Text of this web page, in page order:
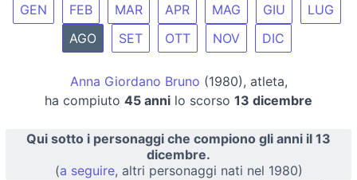
GEN FEB MAR APR MAG GIU
LUG
AGO
SET OTT NOV DIC
Anna Giordano Bruno (1980), atleta,
ha compiuto 45 anni lo scorso 13 dicembre
Qui sotto i personaggi che compiono gli anni il 13
dicembre.
(a seguire, altri personaggi nati nel 1980)